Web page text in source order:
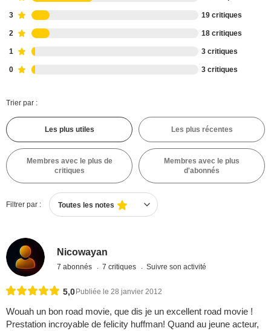
3 19 critiques
2 18 critiques
1 3 critiques
0 3 critiques
Trier par :
Les plus utiles Les plus récentes
Membres avec le plus de
critiques
Membres avec le plus
d'abonnés
Filtrer par : Toutes les notes
Nicowayan
7 abonnés 7 critiques Suivre son activité
5,0 Publiée le 28 janvier 2012
Wouah un bon road movie, que dis je un excellent road movie !
Prestation incroyable de felicity huffman! Quand au jeune acteur,